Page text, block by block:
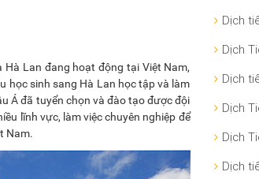
Lan đang hoạt động tại Việt Nam,
học sinh sang Hà Lan học tập và làm
Á đã tuyển chọn và đào tạo được đội
lĩnh vực, làm việc chuyên nghiệp để
Nam.
Dịch
Dịch
Dịch
Dịch
Dịch
Dịch